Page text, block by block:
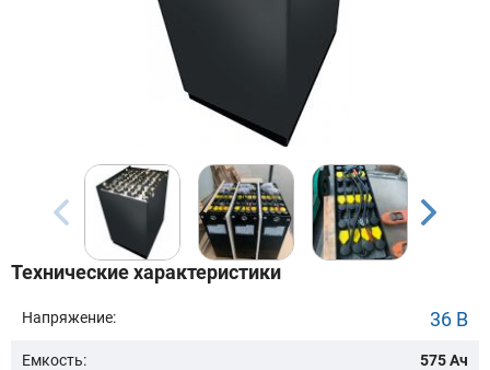
Модель:
Сначала выберите бренд
Технические характеристики
Напряжение: 36 В
Емкость: 575 Ач